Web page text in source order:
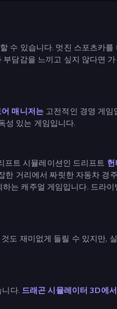
수 있습니다. 멋진 스포츠카
담감을 느끼고 싶지 않다면
매니저는 고전적인 경영 게임
성 있는 게임입니다.
프트 시뮬레이션인 드리프트
거리에서 짜릿한 자동차 경
는 캐주얼 게임입니다. 드라
도 재미없게 들릴 수 있지만,
다. 드래곤 시뮬레이터 3D에